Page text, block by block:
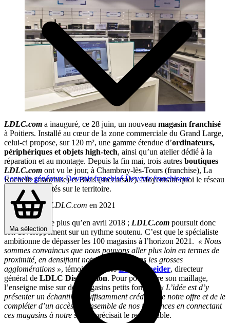
Conseils générauxDevenir franchiséDevenir franchiseur
Ma sélection
LDLC.com a inauguré, ce 28 juin, un nouveau magasin franchisé
à Poitiers. Installé au cœur de la zone commerciale du Grand Large,
celui-ci propose, sur 120 m², une gamme étendue d’ordinateurs,
périphériques et objets high-tech, ainsi qu’un atelier dédié à la
réparation et au montage. Depuis la fin mai, trois autres boutiques
LDLC.com ont vu le jour, à Chambray-lès-Tours (franchise), La
Rochelle (franchise) et Blois (succursale). Moyennant quoi le réseau
a atteint 45 unités sur le territoire.
100 magasins
LDLC.com en 2021
C’est quinze de plus qu’en avril 2018 ; LDLC.com poursuit donc
son développement sur un rythme soutenu. C’est que le spécialiste
ambitionne de dépasser les 100 magasins à l’horizon 2021. « Nous
sommes convaincus que nous pouvons aller plus loin en termes de
proximité, en densifiant notre présence dans les grosses
agglomérations », témoignait alorsEric Schneider, directeur
général de LDLC Distribution. Pour poursuivre son maillage,
l’enseigne mise sur des magasins petits formats. « L’idée est d’y
présenter un échantillon suffisamment crédible de notre offre et de le
compléter d’un accès à l’ensemble de nos références en connectant
ces magasins à notre site »,
précisait le responsable.